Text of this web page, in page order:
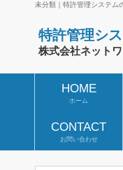
未分類｜特許管理システム
特許管理シ
株式会社ネット
HOME
ホーム
CONTACT
お問い合わせ